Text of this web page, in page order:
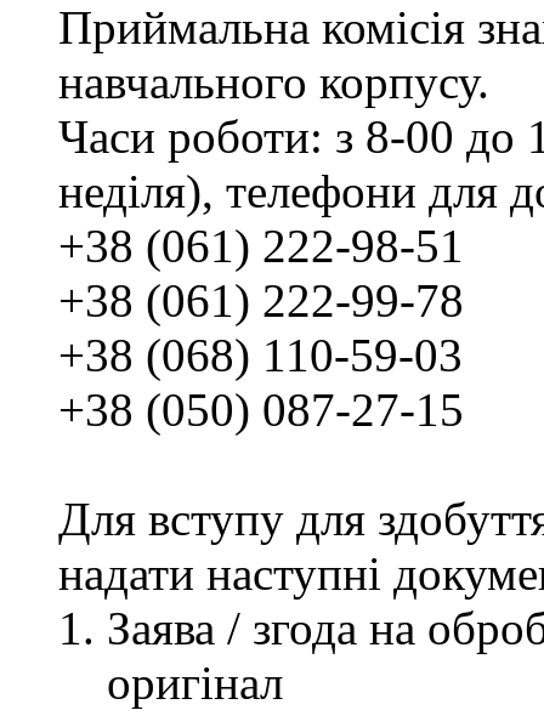
Приймальна комісія
навчального корпусу.
Часи роботи: з 8-00 до
неділя), телефони для
+38 (061) 222-98-51
+38 (061) 222-99-78
+38 (068) 110-59-03
+38 (050) 087-27-15
Для вступу для
надати наступні
Заява / згода на
оригінал